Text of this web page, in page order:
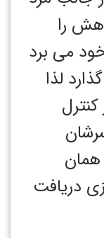
را
می برد
لذا
همان
دریافت